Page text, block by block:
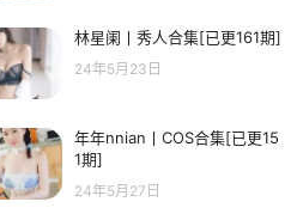
林星阑丨秀人合集[已更161期]
24年5月23日
年年nnian丨COS合集[已更15
1期]
24年5月27日